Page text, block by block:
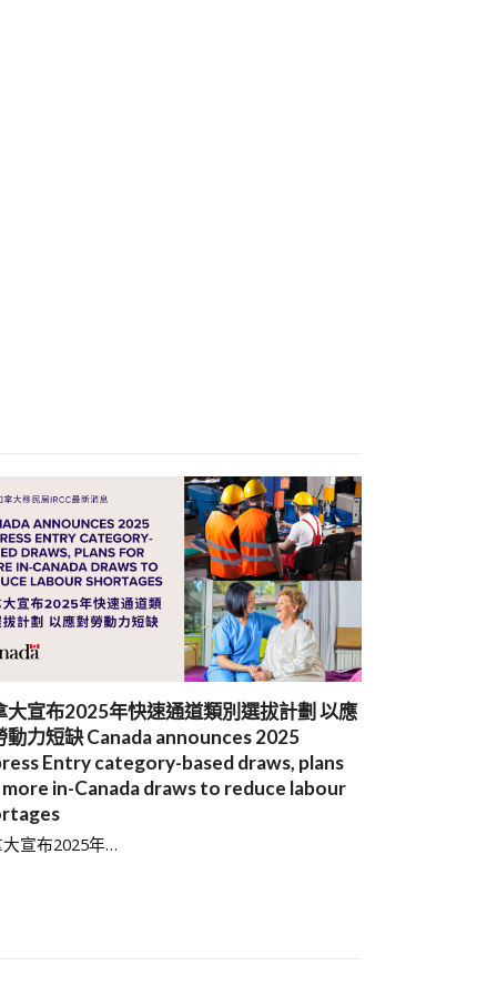
大宣布2025年快速通道類別選拔計劃 以應
動力短缺 Canada announces 2025
Entry category-based draws, plans
in-Canada draws to reduce labour
宣布2025年…